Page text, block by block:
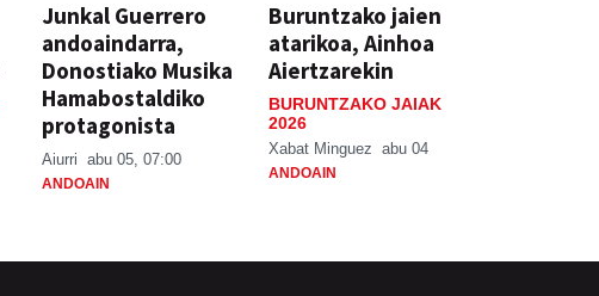
Junkal Guerrero
andoaindarra,
Donostiako Musika
Hamabostaldiko
protagonista
Aiurri abu 05, 07:00
ANDOAIN
Buruntzako jaien
atarikoa, Ainhoa
Aiertzarekin
BURUNTZAKO JAIAK
2026
Xabat Minguez abu 04
ANDOAIN